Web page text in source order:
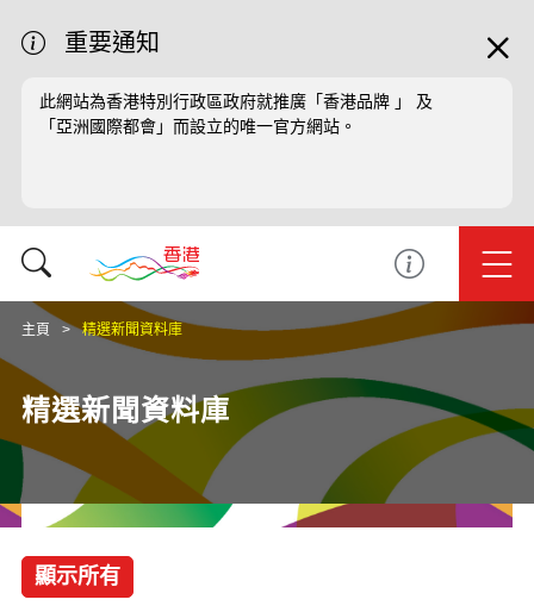
重要通知
此網站為香港特別行政區政府就推廣「香港品牌 」 及
「亞洲國際都會」而設立的唯一官方網站。
主頁 精選新聞資料庫
精選新聞資料庫
顯示所有